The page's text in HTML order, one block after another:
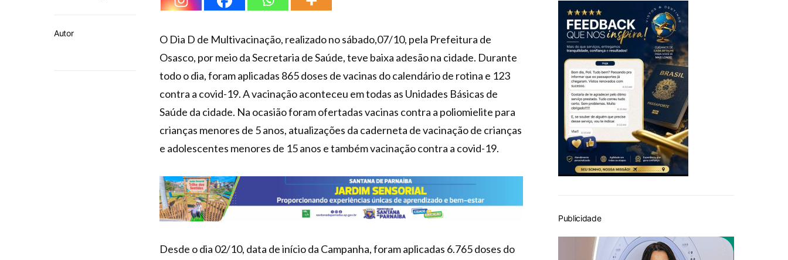
Autor
O Dia D de Multivacinação, realizado no sábado,07/10, pela Prefeitura de
Osasco, por meio da Secretaria de Saúde, teve baixa adesão na cidade. Durante
todo o dia, foram aplicadas 865 doses de vacinas do calendário de rotina e 123
contra a covid-19. A vacinação aconteceu em todas as Unidades Básicas de
Saúde da cidade. Na ocasião foram ofertadas vacinas contra a poliomielite para
crianças menores de 5 anos, atualizações da caderneta de vacinação de crianças
e adolescentes menores de 15 anos e também vacinação contra a covid-19.
Desde o dia 02/10, data de início da Campanha, foram aplicadas 6.765 doses do
Publicidade